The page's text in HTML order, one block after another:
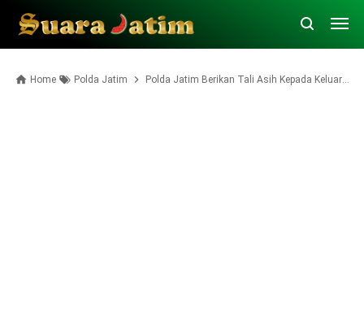
Home Polda Jatim Polda Jatim Berikan Tali Asih Kepada Keluarga Korban Insiden Kanjuruhan